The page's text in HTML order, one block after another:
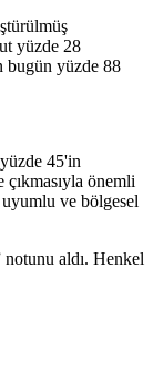
yüzde 28
bugün yüzde 88
45'in
önemli
ve bölgesel
aldı. Henkel